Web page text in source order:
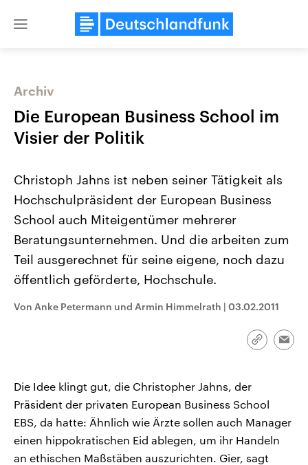
Close
Landtagswahl Sachsen-Anhalt
Alle Informationen
Sachsen-Anhalt wählt am 6.
September 2026 einen neuen
Bundesland von einer Koalition aus
USA
Hintergründe
Wirtschaftlich und
gehören die Vereinigten
mit großem Einfluss auf
Audio-Archiv
Archiv
Die European Business School im
Visier der Politik
Christoph Jahns ist neben seiner Tätigkeit als
Hochschulpräsident der European Business
School auch Miteigentümer mehrerer
Beratungsunternehmen. Und die arbeiten zum
Teil ausgerechnet für seine eigene, noch dazu
öffentlich geförderte, Hochschule.
Von Anke Petermann und Armin Himmelrath | 03.02.2011
Link
Die Idee klingt gut, die Christopher Jahns, der
Präsident der privaten European Business School
EBS, da hatte: Ähnlich wie Ärzte sollen auch Manager
einen hippokratischen Eid ablegen, um ihr Handeln
an ethischen Maßstäben auszurichten. Gier, sagt